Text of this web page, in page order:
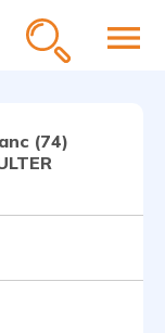
menu
(74)